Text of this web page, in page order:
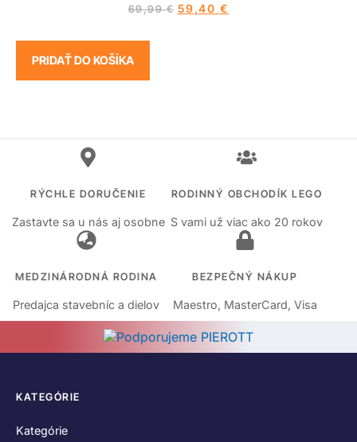
69,99€ 59,40 €
PRIDAŤ DO KOŠÍKA
RÝCHLE DORUČENIE
Zastavte sa u nás aj osobne
RODINNÝ OBCHODÍK LEGO
S vami už viac ako 20 rokov
MEDZINÁRODNÁ RODINA
Predajca stavebníc a dielov
BEZPEČNÝ NÁKUP
Maestro, MasterCard, Visa
KATEGÓRIE
Kategórie